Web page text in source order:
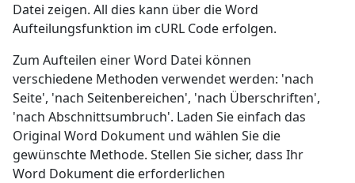
Datei zeigen. All dies kann über die Word
Aufteilungsfunktion im cURL Code erfolgen.
Zum Aufteilen einer Word Datei können
verschiedene Methoden verwendet werden: 'nach
Seite', 'nach Seitenbereichen', 'nach Überschriften',
'nach Abschnittsumbruch'. Laden Sie einfach das
Original Word Dokument und wählen Sie die
gewünschte Methode. Stellen Sie sicher, dass Ihr
Word Dokument die erforderlichen